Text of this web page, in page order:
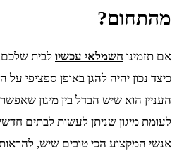
מהתחום?
אם תזמינו חשמלאי עכשיו לבית
כיצד נכון יהיה להגן באופן ספציפי
העניין הוא שיש הבדל בין מיגון
לעומת מיגון שניתן לעשות לבתים
אנשי המקצוע הכי טובים שיש,